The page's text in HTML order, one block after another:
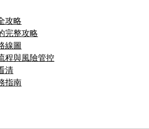
攻略
完整攻略
線圖
程與風險管控
清
指南